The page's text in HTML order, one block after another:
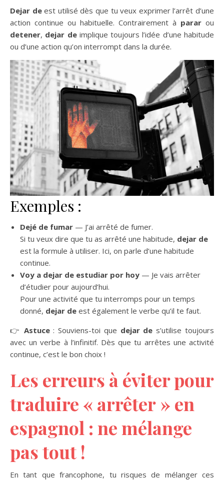
Dejar deest utilisé dès que tu veux exprimer l’arrêt d’une
action continue ou habituelle. Contrairement à parar ou
detener, dejar deimplique toujours l’idée d’une habitude
ou d’une action qu’on interrompt dans la durée.
Exemples :
Dejé de fumar — J’ai arrêté de fumer.
Si tu veux dire que tu as arrêté une habitude, dejar de
est la formule à utiliser. Ici, on parle d’une habitude
continue.
Voy a dejar de estudiar por hoy — Je vais arrêter
d’étudier pour aujourd’hui.
Pour une activité que tu interromps pour un temps
donné, dejar de est également le verbe qu’il te faut.
👉 Astuce: Souviens-toi que dejar de s’utilise toujours
avec un verbe à l’infinitif. Dès que tu arrêtes une activité
continue, c’est le bon choix !
Les erreurs à éviter pour
traduire « arrêter » en
espagnol : ne mélange
pas tout !
En tant que francophone, tu risques de mélanger ces